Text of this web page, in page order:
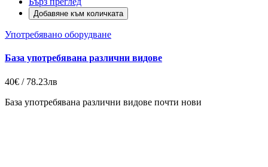
Добавяне към количката
Употребявано оборудване
База употребявана различни видове
40€ / 78.23лв
База употребявана различни видове почти нови